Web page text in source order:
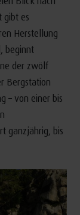
gibt es
Herstellung
beginnt
der zwölf
Bergstation
– von einer bis
ganzjährig, bis